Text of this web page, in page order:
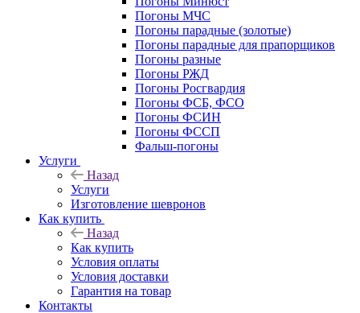
Погоны МЧС
Погоны парадные (золотые)
Погоны парадные для прапорщиков
Погоны разные
Погоны РЖД
Погоны Росгвардия
Погоны ФСБ, ФСО
Погоны ФСИН
Погоны ФССП
Фальш-погоны
Услуги
Назад
Услуги
Изготовление шевронов
Как купить
Назад
Как купить
Условия оплаты
Условия доставки
Гарантия на товар
Контакты